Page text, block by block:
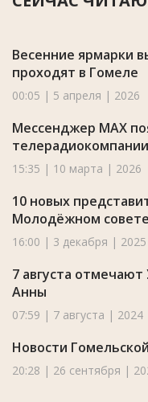
Весенние ярмарки
проходят в Гомеле
00:05 | 5 апреля | 2026
Мессенджер MAX
15:35 | 10 марта | 2026
10 новых
Молодёжном
16:00 | 3 декабря | 2025
7 августа отмечают
Анны
07:59 | 7 августа | 2024
Новости
20:28 | 26 сентября |